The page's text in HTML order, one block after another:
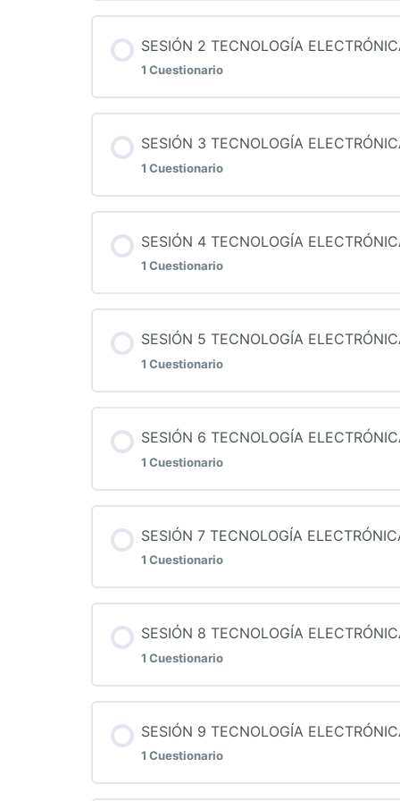
SESIÓN 2 TECNOLOGÍA
1 Cuestionario
SESIÓN 3 TECNOLOGÍA
1 Cuestionario
SESIÓN 4 TECNOLOGÍA
1 Cuestionario
SESIÓN 5 TECNOLOGÍA
1 Cuestionario
SESIÓN 6 TECNOLOGÍA
1 Cuestionario
SESIÓN 7 TECNOLOGÍA
1 Cuestionario
SESIÓN 8 TECNOLOGÍA
1 Cuestionario
SESIÓN 9 TECNOLOGÍA
1 Cuestionario